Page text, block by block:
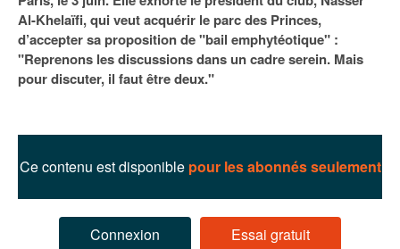
95
Éditions précédentes
Al-Khelaïfi, qui veut acquérir le parc des Princes,
d’accepter sa proposition de "bail emphytéotique" :
"Reprenons les discussions dans un cadre serein. Mais
pour discuter, il faut être deux."
Ce contenu est disponible pour les abonnés seulement
Connexion Essai gratuit